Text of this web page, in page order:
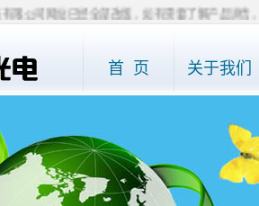
限公司网站已经全部改版，如有需要了解产品详
首 页 关于我们